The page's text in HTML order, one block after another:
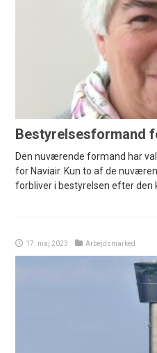
Bestyrelsesformand
Den nuværende formand har
for Naviair. Kun to af de
forbliver i bestyrelsen efter
17. maj 2023 Arbejdsmarked